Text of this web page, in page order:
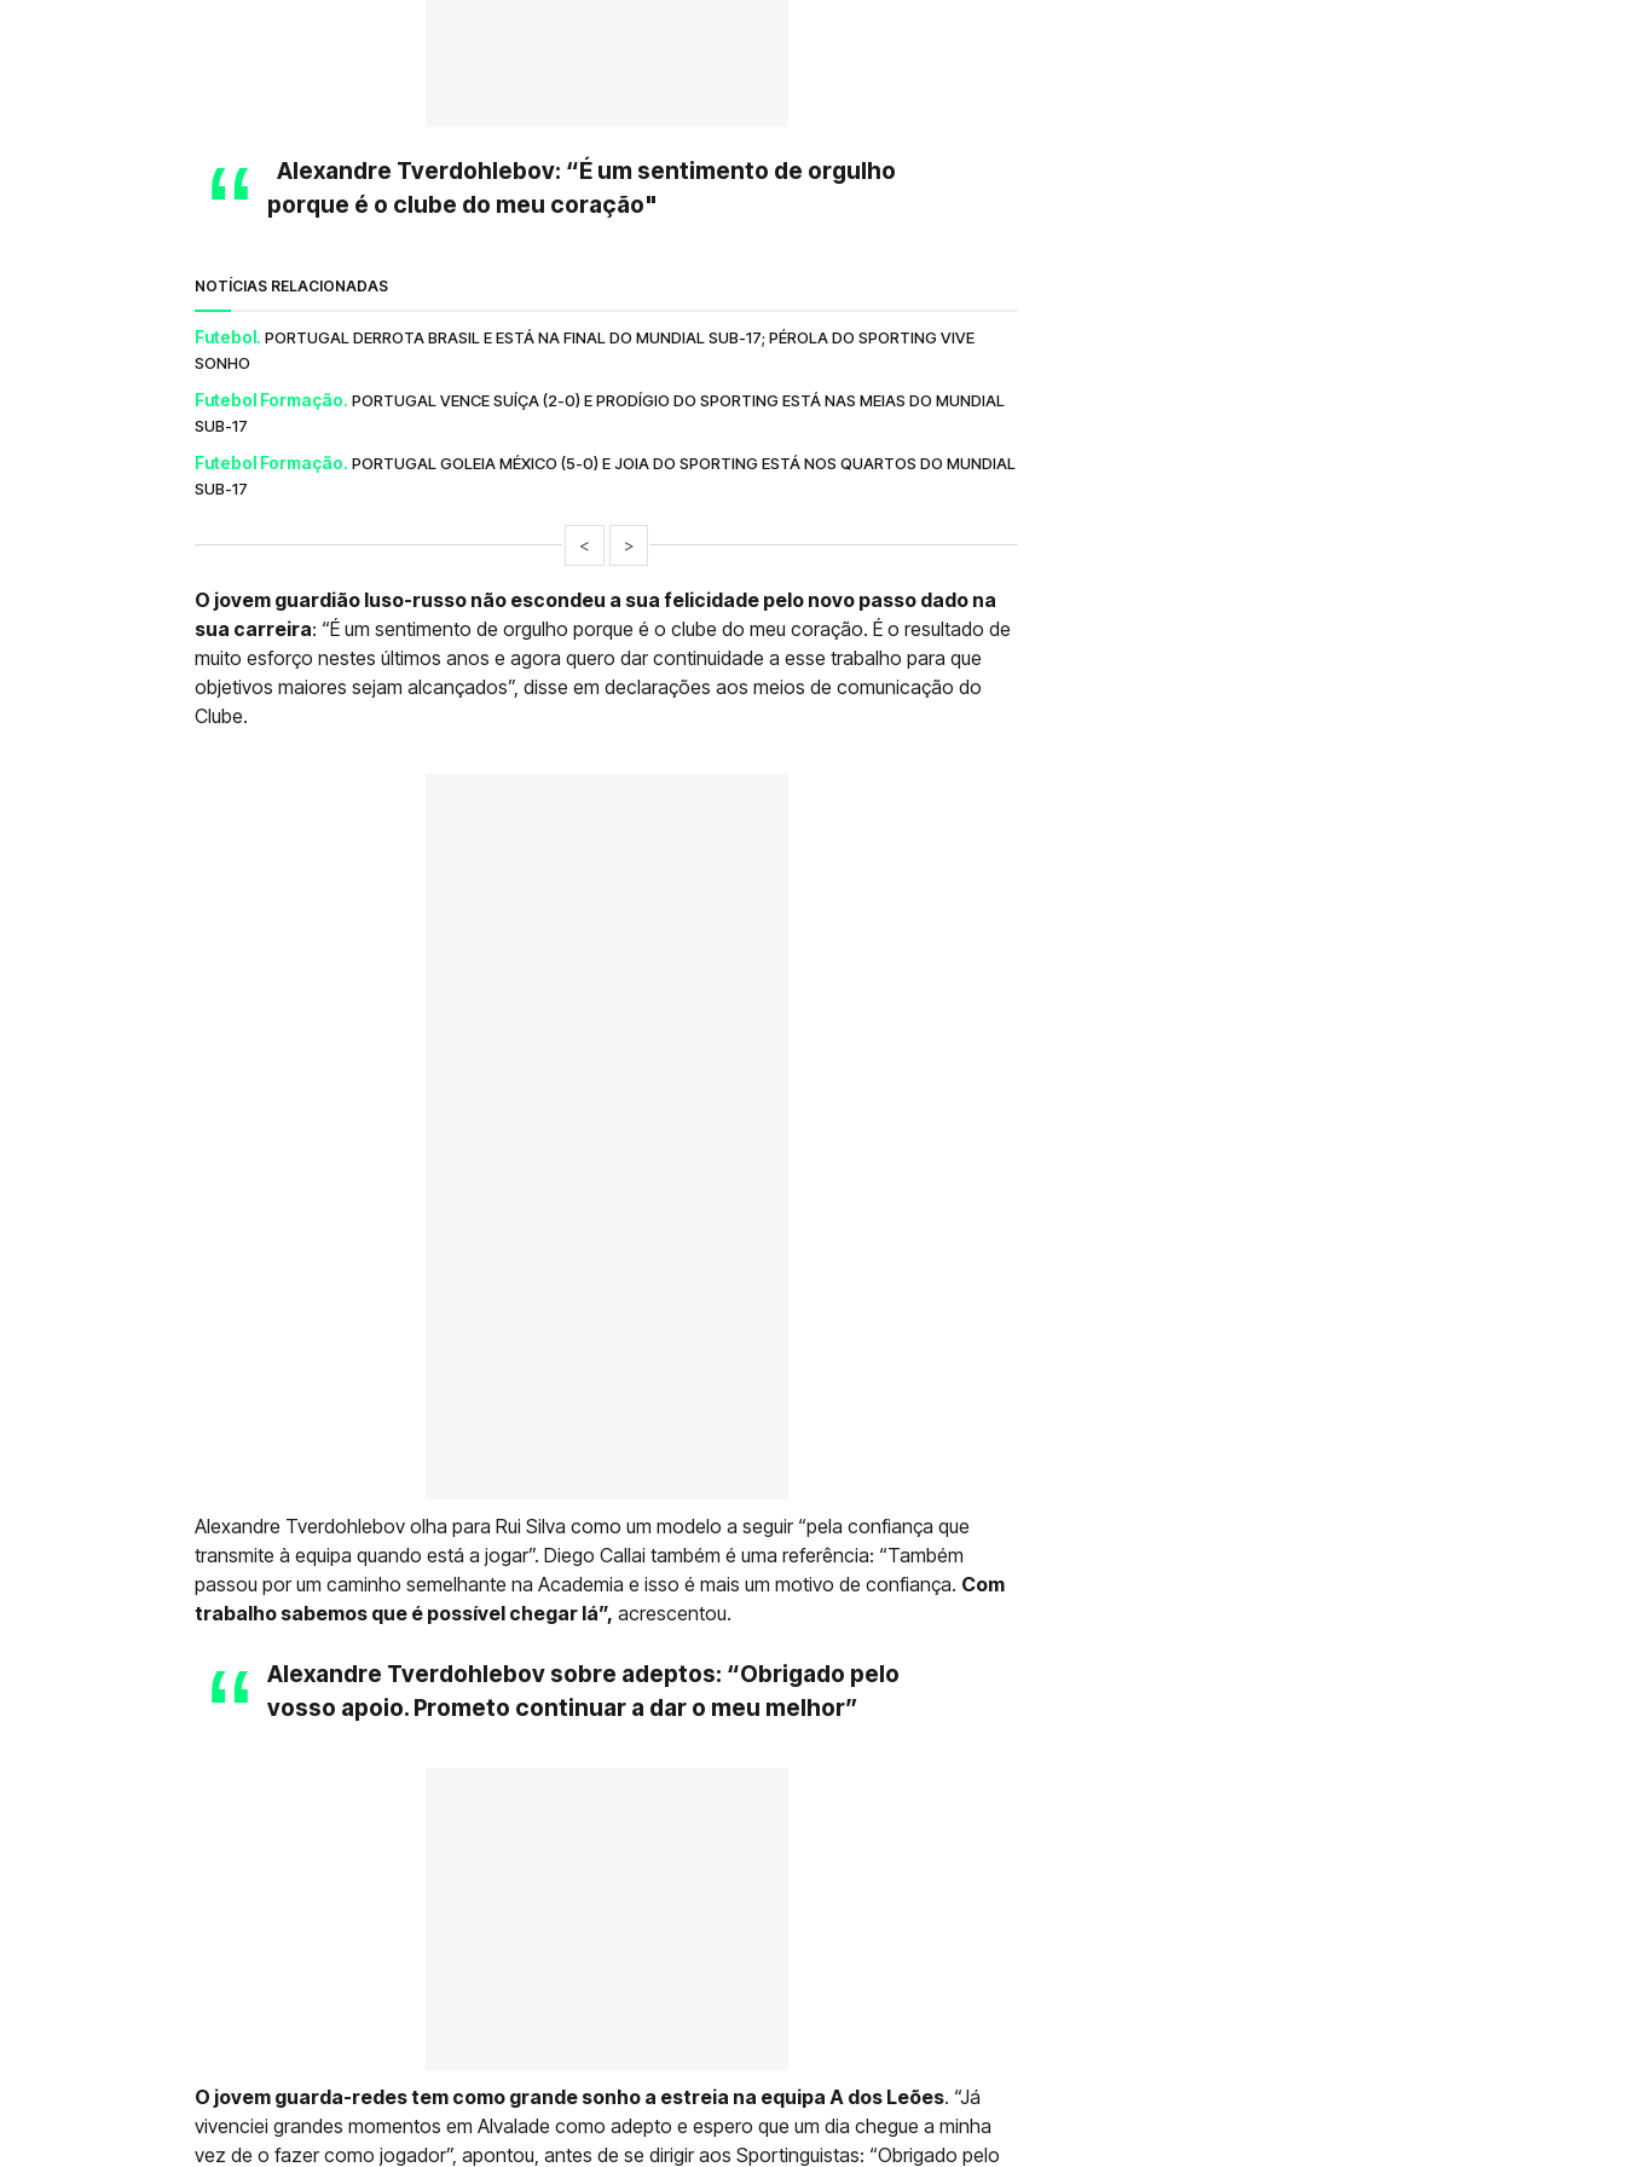
Alexandre Tverdohlebov: “É um sentimento de orgulho
porque é o clube do meu coração"
NOTÍCIAS RELACIONADAS
Futebol. PORTUGAL DERROTA BRASIL E ESTÁ NA FINAL DO MUNDIAL SUB-17; PÉROLA DO SPORTING VIVE
SONHO
Futebol Formação. PORTUGAL VENCE SUÍÇA (2-0) E PRODÍGIO DO SPORTING ESTÁ NAS MEIAS DO MUNDIAL
SUB-17
Futebol Formação. PORTUGAL GOLEIA MÉXICO (5-0) E JOIA DO SPORTING ESTÁ NOS QUARTOS DO MUNDIAL
SUB-17
< >
O jovem guardião luso-russo não escondeu a sua felicidade pelo novo passo dado na
sua carreira: “É um sentimento de orgulho porque é o clube do meu coração. É o resultado de
muito esforço nestes últimos anos e agora quero dar continuidade a esse trabalho para que
objetivos maiores sejam alcançados”, disse em declarações aos meios de comunicação do
Clube.
Alexandre Tverdohlebov olha para Rui Silva como um modelo a seguir “pela confiança que
transmite à equipa quando está a jogar”. Diego Callai também é uma referência: “Também
passou por um caminho semelhante na Academia e isso é mais um motivo de confiança. Com
trabalho sabemos que é possível chegar lá”, acrescentou.
Alexandre Tverdohlebov sobre adeptos: “Obrigado pelo
vosso apoio. Prometo continuar a dar o meu melhor”
O jovem guarda-redes tem como grande sonho a estreia na equipa A dos Leões. “Já
vivenciei grandes momentos em Alvalade como adepto e espero que um dia chegue a minha
vez de o fazer como jogador”, apontou, antes de se dirigir aos Sportinguistas: “Obrigado pelo